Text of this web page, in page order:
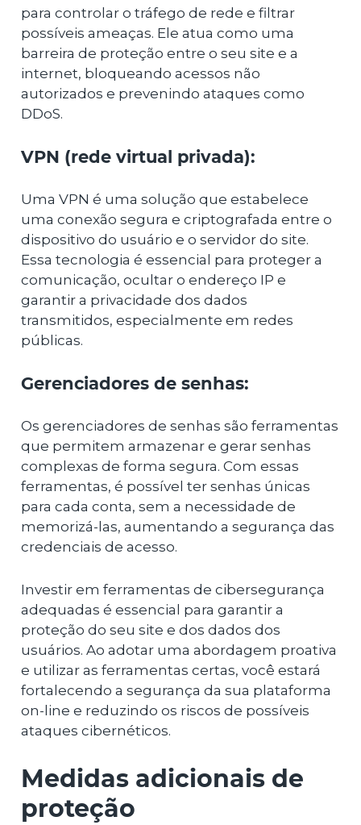
para controlar o tráfego de rede e filtrar
possíveis ameaças. Ele atua como uma
barreira de proteção entre o seu site e a
internet, bloqueando acessos não
autorizados e prevenindo ataques como
DDoS.
VPN (rede virtual privada):
Uma VPN é uma solução que estabelece
uma conexão segura e criptografada entre o
dispositivo do usuário e o servidor do site.
Essa tecnologia é essencial para proteger a
comunicação, ocultar o endereço IP e
garantir a privacidade dos dados
transmitidos, especialmente em redes
públicas.
Gerenciadores de senhas:
Os gerenciadores de senhas são ferramentas
que permitem armazenar e gerar senhas
complexas de forma segura. Com essas
ferramentas, é possível ter senhas únicas
para cada conta, sem a necessidade de
memorizá-las, aumentando a segurança das
credenciais de acesso.
Investir em ferramentas de cibersegurança
adequadas é essencial para garantir a
proteção do seu site e dos dados dos
usuários. Ao adotar uma abordagem proativa
e utilizar as ferramentas certas, você estará
fortalecendo a segurança da sua plataforma
on-line e reduzindo os riscos de possíveis
ataques cibernéticos.
Medidas adicionais de
proteção